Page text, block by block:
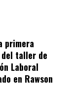
primera
taller de
Laboral
en Rawson